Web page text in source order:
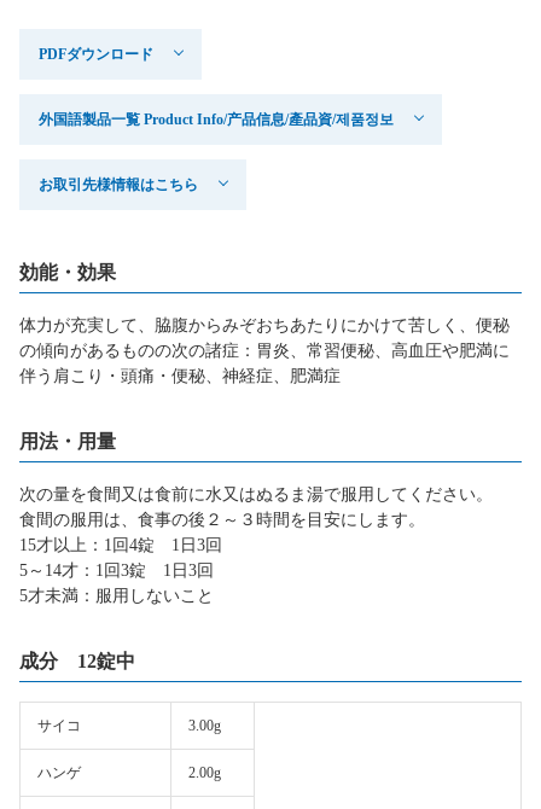
PDFダウンロード
外国語製品一覧 Product Info/产品信息/產品資/제품정보
お取引先様情報はこちら
効能・効果
体力が充実して、脇腹からみぞおちあたりにかけて苦しく、便秘
の傾向があるものの次の諸症：胃炎、常習便秘、高血圧や肥満に
伴う肩こり・頭痛・便秘、神経症、肥満症
用法・用量
次の量を食間又は食前に水又はぬるま湯で服用してください。
食間の服用は、食事の後２～３時間を目安にします。
15才以上：1回4錠 1日3回
5～14才：1回3錠 1日3回
5才未満：服用しないこと
成分 12錠中
サイコ 3.00g
ハンゲ 2.00g